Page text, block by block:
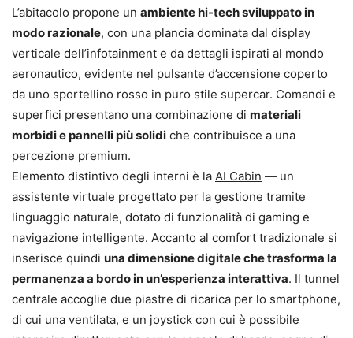
L’abitacolo propone un ambiente hi-tech sviluppato in
modo razionale, con una plancia dominata dal display
verticale dell’infotainment e da dettagli ispirati al mondo
aeronautico, evidente nel pulsante d’accensione coperto
da uno sportellino rosso in puro stile supercar. Comandi e
superfici presentano una combinazione di materiali
morbidi e pannelli più solidi che contribuisce a una
percezione premium.
Elemento distintivo degli interni è la AI Cabin — un
assistente virtuale progettato per la gestione tramite
linguaggio naturale, dotato di funzionalità di gaming e
navigazione intelligente. Accanto al comfort tradizionale si
inserisce quindi una dimensione digitale che trasforma la
permanenza a bordo in un’esperienza interattiva. Il tunnel
centrale accoglie due piastre di ricarica per lo smartphone,
di cui una ventilata, e un joystick con cui è possibile